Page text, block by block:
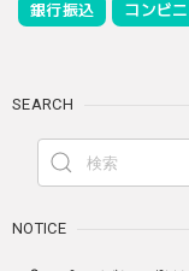
銀行振込 コンビ
SEARCH
NOTICE